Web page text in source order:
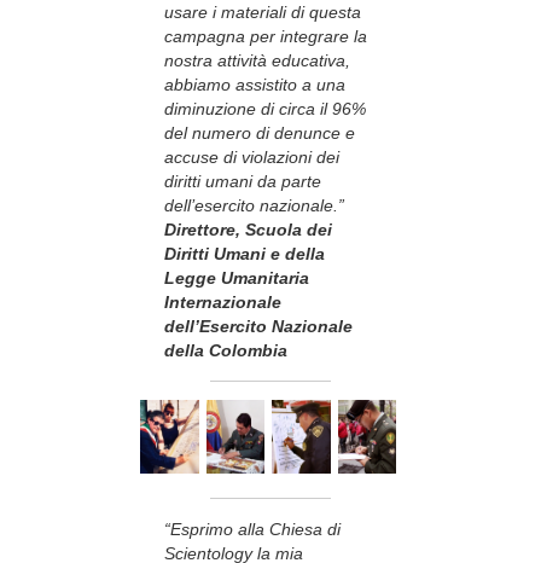
usare i materiali di questa
campagna per integrare la
nostra attività educativa,
abbiamo assistito a una
diminuzione di circa il 96%
del numero di denunce e
accuse di violazioni dei
diritti umani da parte
dell’esercito nazionale.”
Direttore, Scuola dei
Diritti Umani e della
Legge Umanitaria
Internazionale
dell’Esercito Nazionale
della Colombia
“Esprimo alla Chiesa di
Scientology la mia